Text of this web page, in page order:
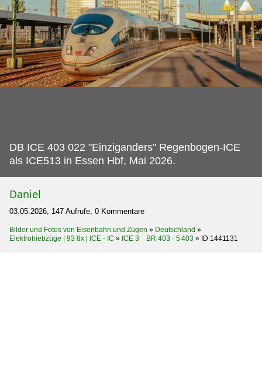
DB ICE 403 022 "Einziganders" Regenbogen-ICE
als ICE513 in Essen Hbf, Mai 2026.
Daniel
03.05.2026, 147 Aufrufe, 0 Kommentare
Bilder und Fotos von Eisenbahn und Zügen » Deutschland »
Elektrotriebzüge | 93 8x | ICE - IC » ICE 3 BR 403 · 5 403 » ID 1441131